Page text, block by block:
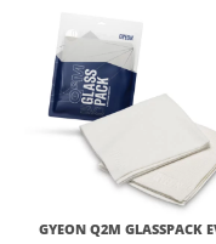
GYEON Q2Μ GLASSPACK